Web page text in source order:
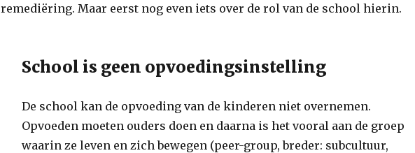
remediëring. Maar eerst nog even iets over de rol van de school hierin.
School is geen opvoedingsinstelling
De school kan de opvoeding van de kinderen niet overnemen.
Opvoeden moeten ouders doen en daarna is het vooral aan de groep
waarin ze leven en zich bewegen (peer-group, breder: subcultuur,